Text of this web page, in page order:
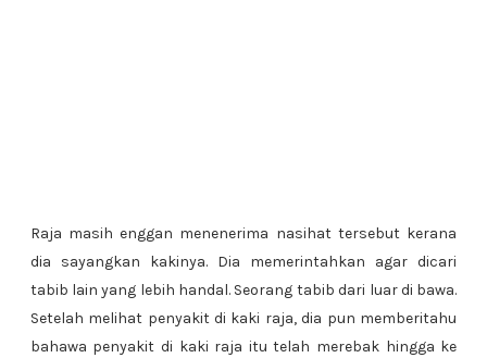
Raja masih enggan menenerima nasihat tersebut kerana
dia sayangkan kakinya. Dia memerintahkan agar dicari
tabib lain yang lebih handal. Seorang tabib dari luar di bawa.
Setelah melihat penyakit di kaki raja, dia pun memberitahu
bahawa penyakit di kaki raja itu telah merebak hingga ke